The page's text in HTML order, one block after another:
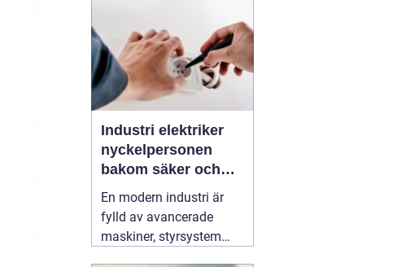
temperaturskiftningar år
efte...
Industri elektriker
nyckelpersonen
bakom säker och
effektiv produktion
En modern industri är
fylld av avancerade
maskiner, styrsystem